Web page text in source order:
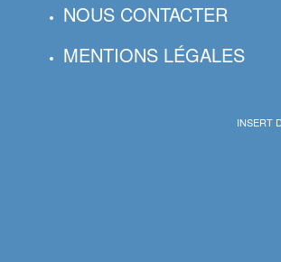
NOUS CONTACTER
MENTIONS LÉGALES
INSERT